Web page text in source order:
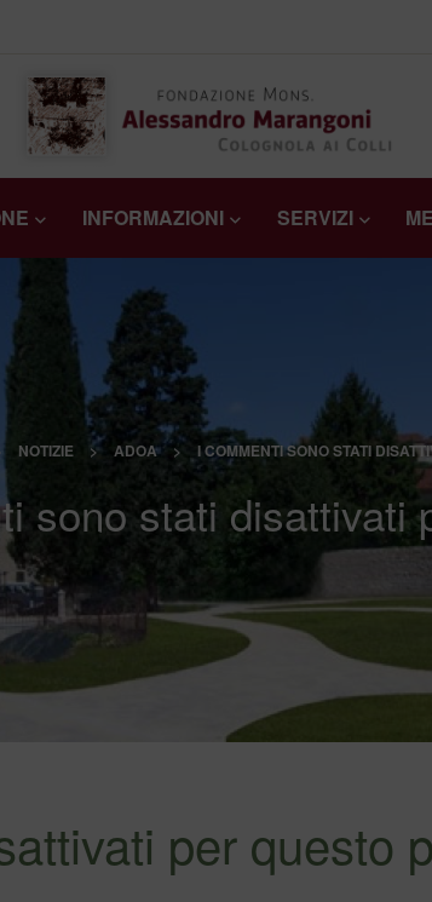
INFORMAZIONI SERVIZI
NOTIZIE > ADOA > I COMMENTI SONO STATI
sono stati disattivati
per questo